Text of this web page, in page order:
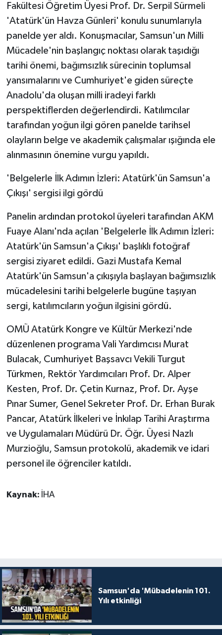
Fakültesi Öğretim Üyesi Prof. Dr. Serpil Sürmeli
'Atatürk'ün Havza Günleri' konulu sunumlarıyla
panelde yer aldı. Konuşmacılar, Samsun'un Milli
Mücadele'nin başlangıç noktası olarak taşıdığı
tarihi önemi, bağımsızlık sürecinin toplumsal
yansımalarını ve Cumhuriyet'e giden süreçte
Anadolu'da oluşan milli iradeyi farklı
perspektiflerden değerlendirdi. Katılımcılar
tarafından yoğun ilgi gören panelde tarihsel
olayların belge ve akademik çalışmalar ışığında ele
alınmasının önemine vurgu yapıldı.
'Belgelerle İlk Adımın İzleri: Atatürk'ün Samsun'a
Çıkışı' sergisi ilgi gördü
Panelin ardından protokol üyeleri tarafından AKM
Fuaye Alanı'nda açılan 'Belgelerle İlk Adımın İzleri:
Atatürk'ün Samsun'a Çıkışı' başlıklı fotoğraf
sergisi ziyaret edildi. Gazi Mustafa Kemal
Atatürk'ün Samsun'a çıkışıyla başlayan bağımsızlık
mücadelesini tarihi belgelerle bugüne taşıyan
sergi, katılımcıların yoğun ilgisini gördü.
OMÜ Atatürk Kongre ve Kültür Merkezi'nde
düzenlenen programa Vali Yardımcısı Murat
Bulacak, Cumhuriyet Başsavcı Vekili Turgut
Türkmen, Rektör Yardımcıları Prof. Dr. Alper
Kesten, Prof. Dr. Çetin Kurnaz, Prof. Dr. Ayşe
Pınar Sumer, Genel Sekreter Prof. Dr. Erhan Burak
Pancar, Atatürk İlkeleri ve İnkılap Tarihi Araştırma
ve Uygulamaları Müdürü Dr. Öğr. Üyesi Nazlı
Murzioğlu, Samsun protokolü, akademik ve idari
personel ile öğrenciler katıldı.
Kaynak: İHA
Samsun'da 'Mübadelenin 101.
Yılı etkinliği